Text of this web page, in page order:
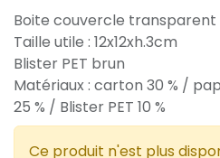
Boite couvercle transparent
Taille utile : 12x12xh.3cm
Blister PET brun
Matériaux : carton 30 % /
25 % / Blister PET 10 %
Ce produit n'est plus